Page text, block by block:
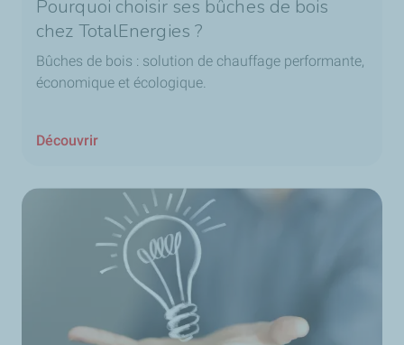
Pourquoi choisir ses bûches de bois
chez TotalEnergies ?
Bûches de bois : solution de chauffage performante,
économique et écologique.
Découvrir